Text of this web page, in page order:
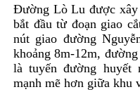
Đường Lò Lu được xây
bắt đầu từ đoạn giao
nút giao đường
khoảng 8m-12m,
là tuyến đường huyết
mạnh mẽ hơn giữa khu